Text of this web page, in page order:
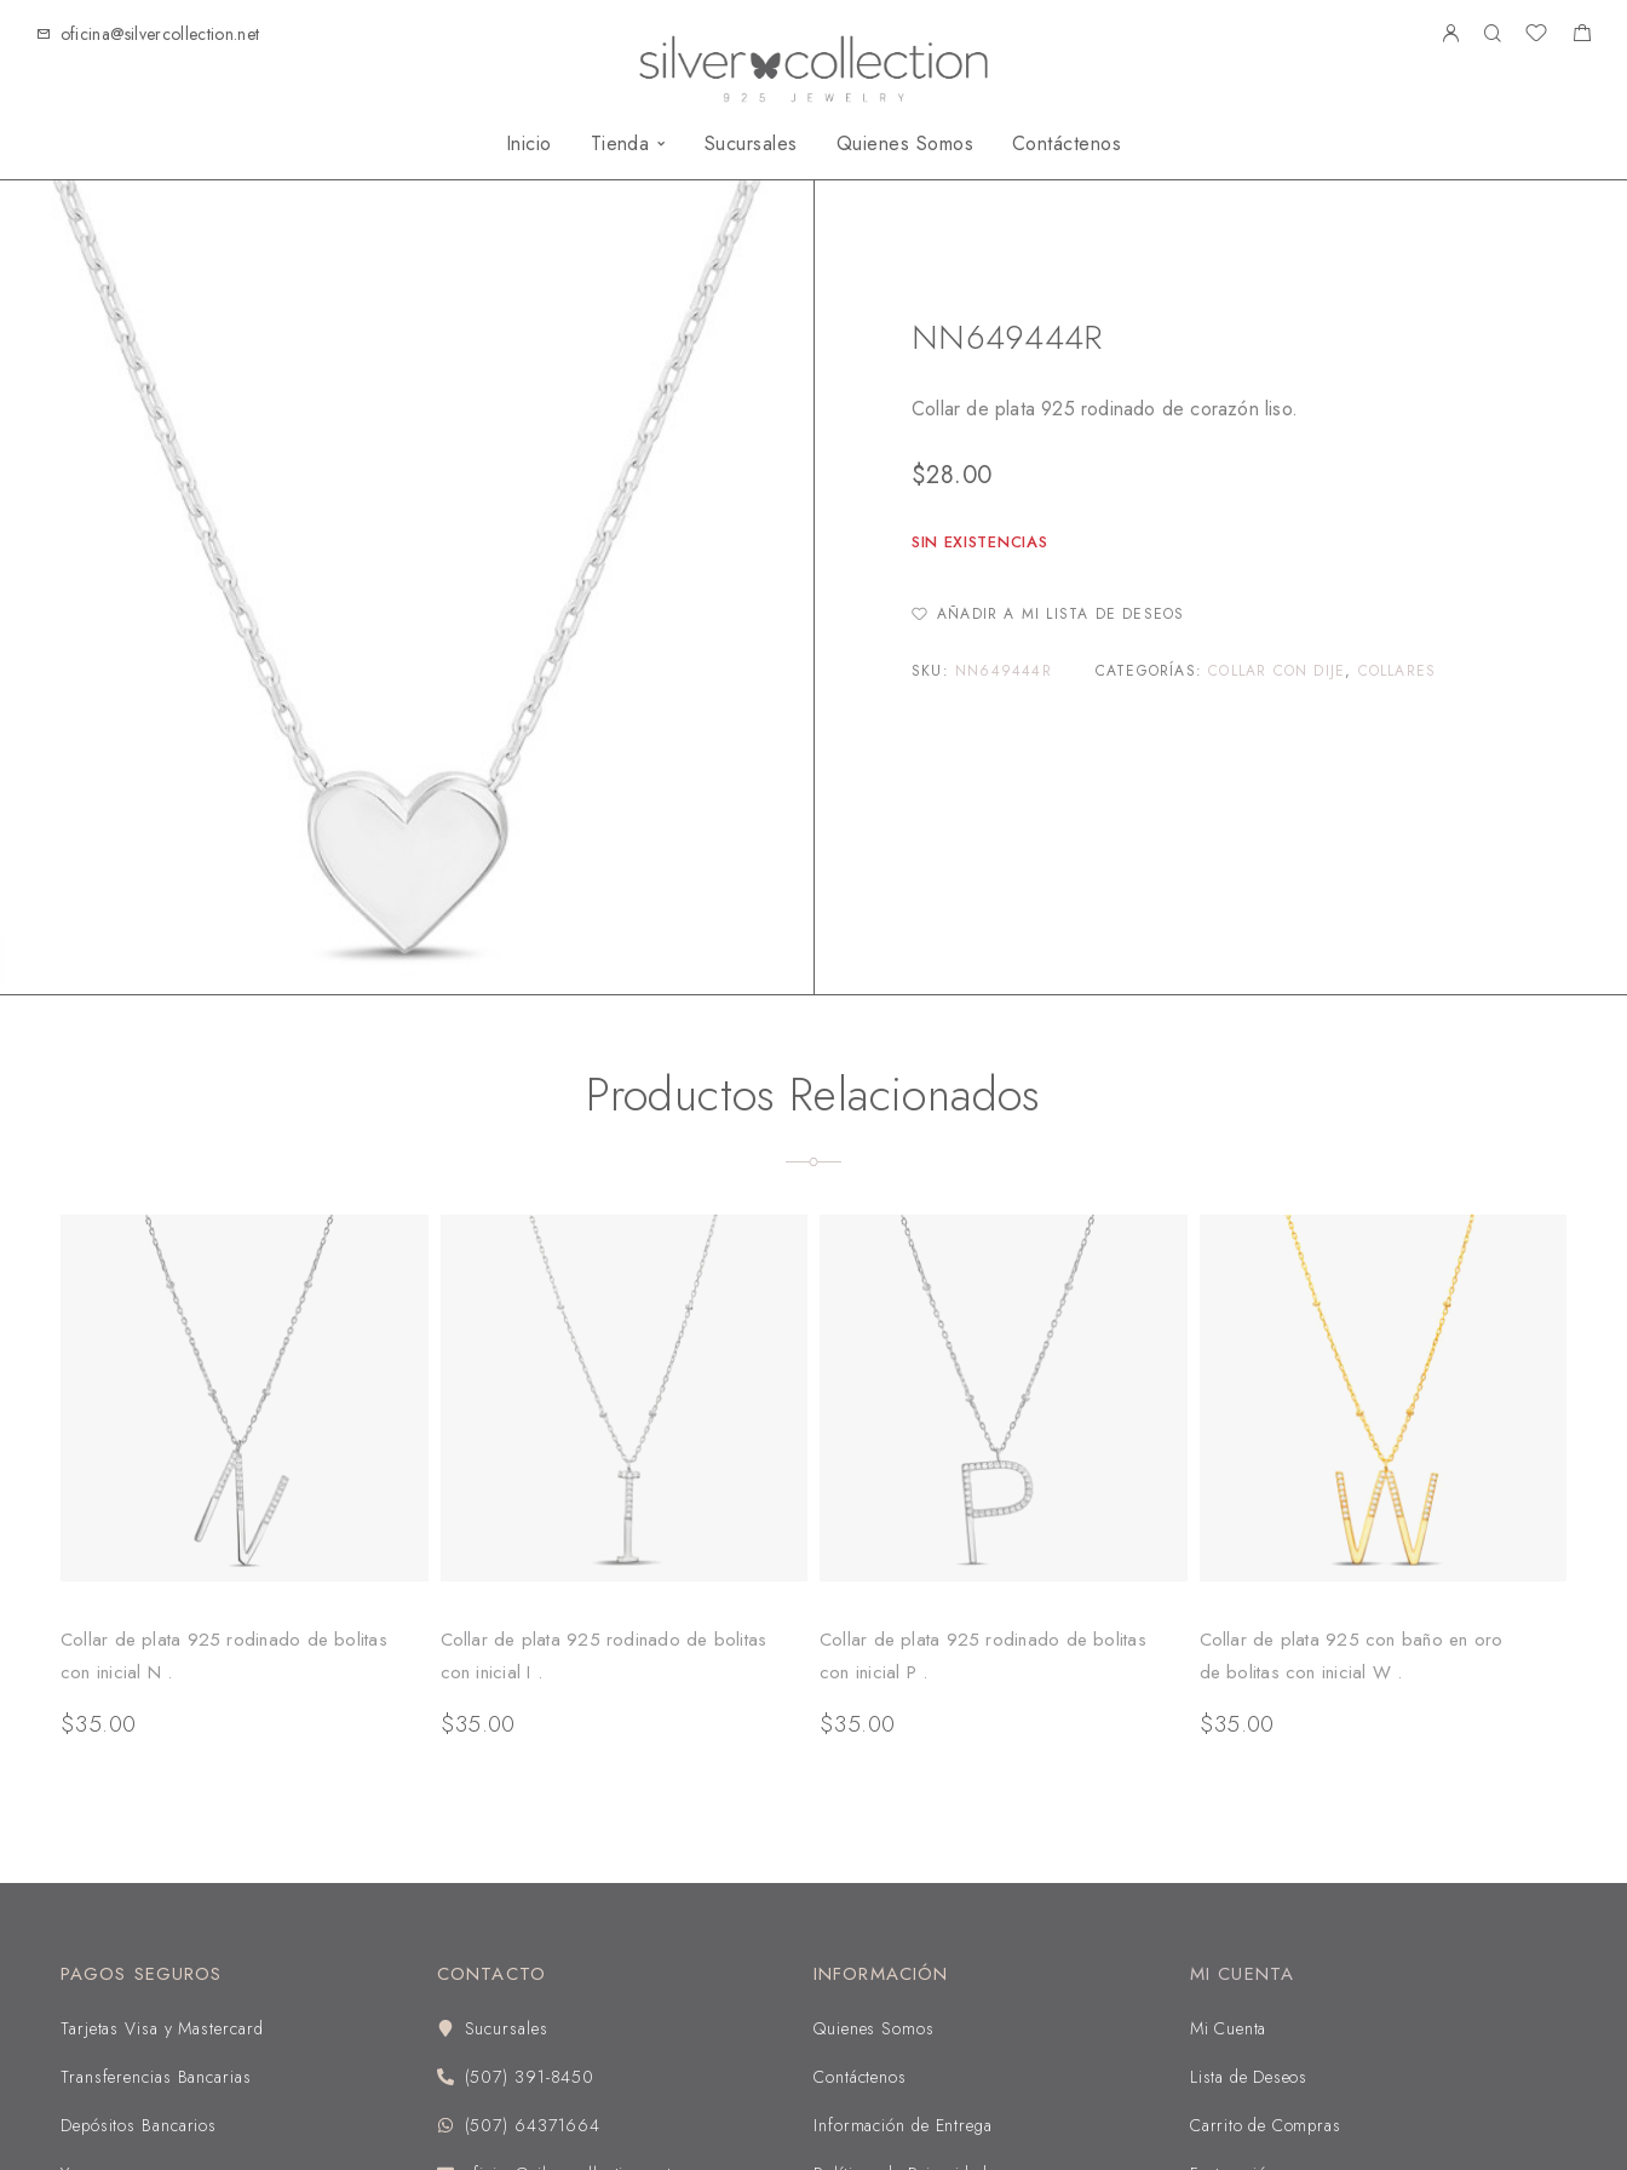
oficina@silvercollection.net
Inicio Tienda Sucursales Quienes Somos Contáctenos
NN649444R
Collar de plata 925 rodinado de corazón liso.
$28.00
SIN EXISTENCIAS
AÑADIR A MI LISTA DE DESEOS
SKU: NN649444R CATEGORÍAS:COLLAR CON DIJE, COLLARES
Productos Relacionados
Collar de plata 925 rodinado de bolitas
con inicial N .
$35.00
Collar de plata 925 rodinado de bolitas
con inicial I .
$35.00
Collar de plata 925 rodinado de bolitas
con inicial P .
$35.00
Collar de plata 925 con baño en oro
de bolitas con inicial W .
$35.00
PAGOS SEGUROS
Tarjetas Visa y Mastercard
Transferencias Bancarias
Depósitos Bancarios
CONTACTO
Sucursales
(507) 391-8450
(507) 64371664
INFORMACIÓN
Quienes Somos
Contáctenos
Información de Entrega
MI CUENTA
Mi Cuenta
Lista de Deseos
Carrito de Compras